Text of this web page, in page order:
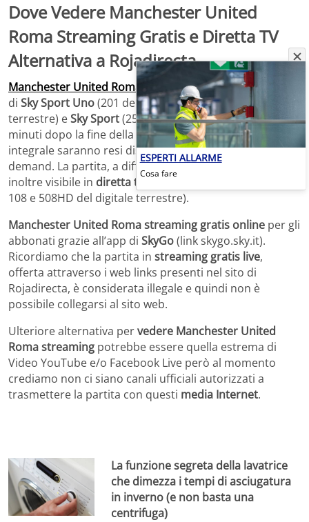
Dove Vedere Manchester United
Roma Streaming Gratis e Diretta TV
Alternativa a Rojadirecta
Manchester United Roma diretta tvcon i canali digitali
di Sky Sport Uno(201 del satellite, 472 e 482 del digitale
terrestre) eSky Sport(252 del digitale terrestre). Pochi
minuti dopo la fine della gara, glihighlightse l’evento
integrale saranno resi disponibili alla visione on
demand. La partita, a differenza dell’andata, non sarà
inoltre visibile in diretta tv in chiaro su TV8
108 e 508HD del digitale terrestre).
Manchester United Romastreaming gratis online per gli
abbonati grazie all’app di SkyGo(link skygo.sky.it).
Ricordiamo che la partita in streaming gratis live,
offerta attraverso i web links presenti nel sito di
Rojadirecta, è considerata illegale e quindi non è
possibile collegarsi al sito web.
Ulteriore alternativa pervedere Manchester United
Roma streaming potrebbe essere quella estrema di
Video YouTube e/o Facebook Live però al momento
crediamo non ci siano canali ufficiali autorizzati a
trasmettere la partita con questi media Internet.
La funzione segreta della lavatrice
che dimezza i tempi di asciugatura
in inverno (e non basta una
centrifuga)
ESPERTI ALLARME
Cosa fare